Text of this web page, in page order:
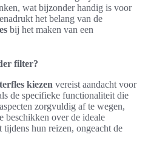
wat bijzonder handig is voor
het belang van de
bij het maken van een
filter?
kiezen vereist aandacht voor
de specifieke functionaliteit die
zorgvuldig af te wegen,
beschikken over de ideale
hun reizen, ongeacht de